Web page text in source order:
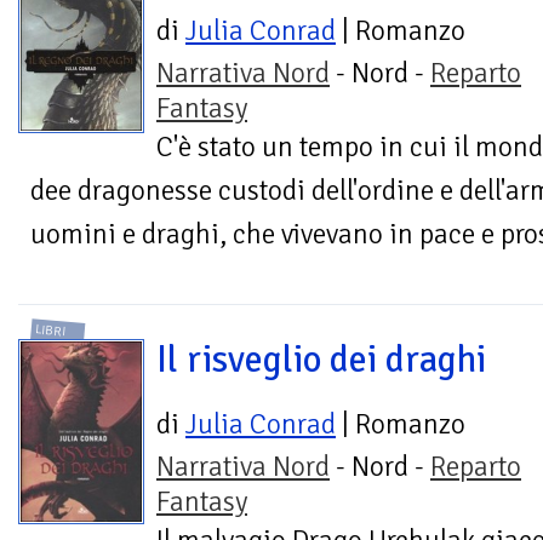
di Julia Conrad | Romanzo
Narrativa Nord - Nord - Reparto
Fantasy
C'è stato un tempo in cui il
dee dragonesse custodi dell'ordine e
uomini e draghi, che vivevano in pace e
LIBRI
Il risveglio dei draghi
di Julia Conrad | Romanzo
Narrativa Nord - Nord - Reparto
Fantasy